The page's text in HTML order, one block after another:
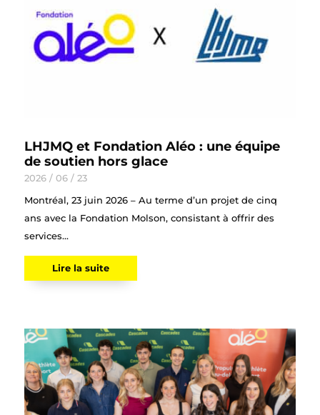
LHJMQ et Fondation Aléo : une équipe
de soutien hors glace
2026 / 06 / 23
Montréal, 23 juin 2026 – Au terme d’un projet de cinq
ans avec la Fondation Molson, consistant à offrir des
services...
Lire la suite